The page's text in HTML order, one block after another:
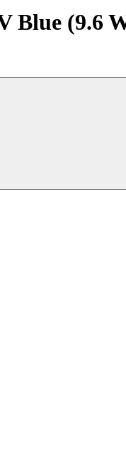
Blue (9.6